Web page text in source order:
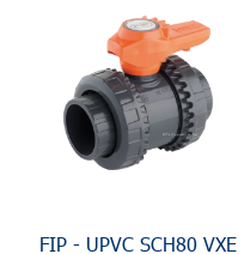
FIP - UPVC SCH80 VXE